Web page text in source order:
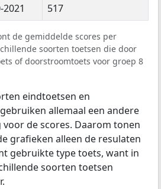
2021 517
de gemiddelde scores per
soorten toetsen die door
of doorstroomtoets voor groep 8
eindtoetsen en
allemaal een andere
de scores. Daarom tonen
grafieken alleen de resulaten
gebruikte type toets, want in
soorten toetsen